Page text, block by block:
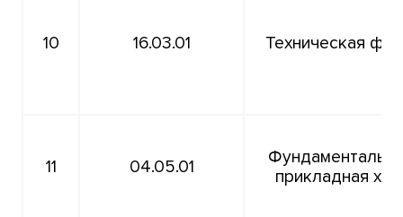
10 16.03.01 Техническая
11 04.05.01
прикладная